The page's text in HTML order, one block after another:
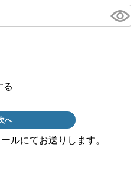
る
へ
ルにてお送りします。